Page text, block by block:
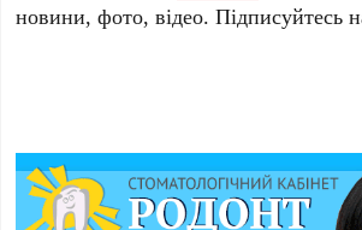
новини, фото, відео. Підписуйтесь